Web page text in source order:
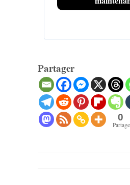
Partager
0